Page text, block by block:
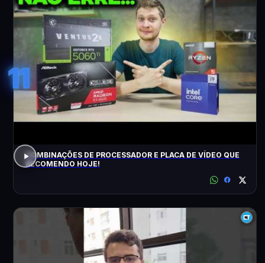
11
COMBINAÇÕES DE PROCESSADOR E PLACA DE VÍDEO QUE
RECOMENDO HOJE!